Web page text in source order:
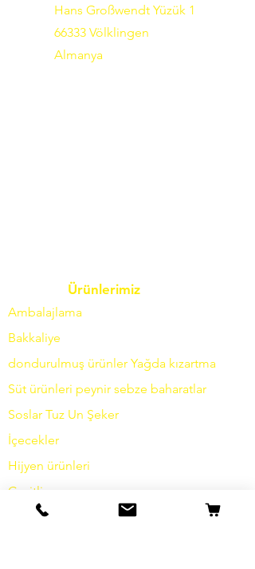
Hans Großwendt Yüzük 1
66333 Völklingen
Almanya
Ürünlerimiz
Ambalajlama
Bakkaliye
dondurulmuş ürünler Yağda kızartma
Süt ürünleri peynir sebze baharatlar
Soslar Tuz Un Şeker
İçecekler
Hijyen ürünleri
Çeşitli
bilgi